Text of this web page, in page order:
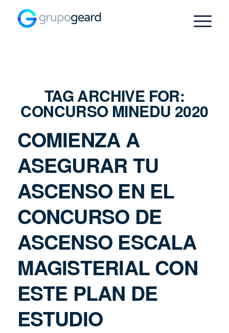
TAG ARCHIVE FOR:
CONCURSO MINEDU 2020
COMIENZA A
ASEGURAR TU
ASCENSO EN EL
CONCURSO DE
ASCENSO ESCALA
MAGISTERIAL CON
ESTE PLAN DE
ESTUDIO